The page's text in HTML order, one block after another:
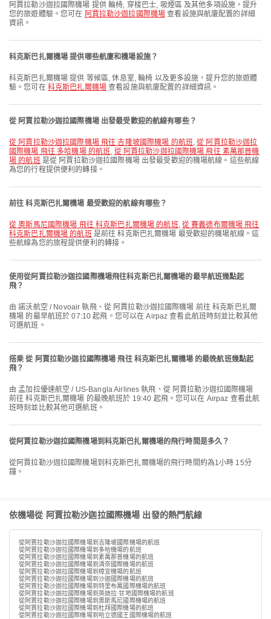
阿賈拉勒沙迦拉國際機場 提供 輪椅, 穿梭巴士, 吸煙區 及其他多項設施，提升
您的旅遊體驗。您可在 阿賈拉勒沙迦拉國際機場 查看設施與航廈配置的詳細
資訊。
科克斯巴扎爾機場 提供哪些航廈和機場設施？
科克斯巴扎爾機場 提供 等候區, 休息室, 輪椅 以及更多設施，提升您的旅遊體
驗。您可在 科克斯巴扎爾機場查看設施與航廈配置的詳細資訊。
從 阿賈拉勒沙迦拉國際機場 出發最受歡迎的航線有哪些？
從 阿賈拉勒沙迦拉國際機場 飛往 吉隆坡國際機場 的航班,從 阿賈拉勒沙迦拉
國際機場 飛往 多哈機場 的航班, 從 阿賈拉勒沙迦拉國際機場 飛往 素萬那普機
場 的航班 是從 阿賈拉勒沙迦拉國際機場 出發最受歡迎的機場航線。這些航線
為您的行程提供便利的轉接。
前往 科克斯巴扎爾機場 最受歡迎的航線有哪些？
從 奧斯馬尼國際機場 飛往 科克斯巴扎爾機場 的航班, 從 賽義德布爾機場 飛往
科克斯巴扎爾機場 的航班 是前往 科克斯巴扎爾機場 最受歡迎的機場航線。這
些航線為您的旅程提供便利的轉接。
使用從阿賈拉勒沙迦拉國際機場飛往科克斯巴扎爾機場的最早航班幾點起
飛？
由 諾沃航空 / Novoair 執飛、從 阿賈拉勒沙迦拉國際機場 前往 科克斯巴扎爾
機場 的最早航班於 07:10 起飛。您可以在 Airpaz 查看此航班時刻並比較其他
可選航班。
搭乘 從 阿賈拉勒沙迦拉國際機場 飛往 科克斯巴扎爾機場 的最晚航班幾點起
飛？
由 孟加拉優速航空 / US-Bangla Airlines 執飛、從 阿賈拉勒沙迦拉國際機場
前往 科克斯巴扎爾機場 的最晚航班於 19:40 起飛。您可以在 Airpaz 查看此航
班時刻並比較其他可選航班。
從阿賈拉勒沙迦拉國際機場到科克斯巴扎爾機場的飛行時間是多久？
從阿賈拉勒沙迦拉國際機場到科克斯巴扎爾機場的飛行時間約為1小時 15分
鐘。
依機場從 阿賈拉勒沙迦拉國際機場 出發的熱門航線
從阿賈拉勒沙迦拉國際機場到吉隆坡國際機場的航班
從阿賈拉勒沙迦拉國際機場到多哈機場的航班
從阿賈拉勒沙迦拉國際機場到素萬那普機場的航班
從阿賈拉勒沙迦拉國際機場到清奈國際機場的航班
從阿賈拉勒沙迦拉國際機場到樟宜機場的航班
從阿賈拉勒沙迦拉國際機場到沙迦國際機場的航班
從阿賈拉勒沙迦拉國際機場到特里布萬國際機場的航班
從阿賈拉勒沙迦拉國際機場到英迪拉·甘地國際機場的航班
從阿賈拉勒沙迦拉國際機場到奧斯馬尼國際機場的航班
從阿賈拉勒沙迦拉國際機場到杜拜國際機場的航班
從阿賈拉勒沙迦拉國際機場到哈立德國王國際機場的航班